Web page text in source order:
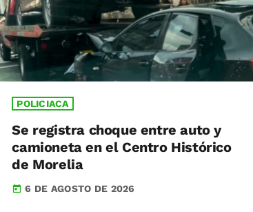
POLICIACA
Se registra choque entre auto y
camioneta en el Centro Histórico
de Morelia
today 6 DE AGOSTO DE 2026